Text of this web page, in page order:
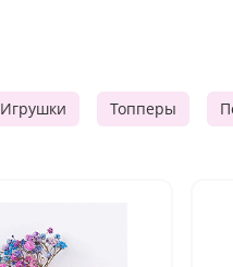
Игрушки Топперы